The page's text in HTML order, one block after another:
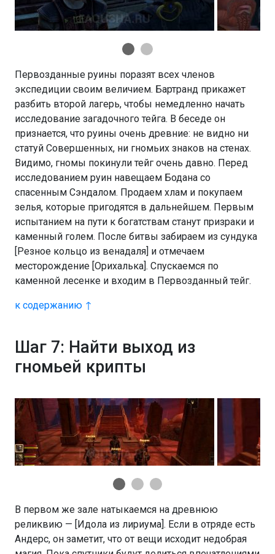
Первозданные руины поразят всех членов
экспедиции своим величием. Бартранд прикажет
разбить второй лагерь, чтобы немедленно начать
исследование загадочного тейга. В беседе он
признается, что руины очень древние: не видно ни
статуй Совершенных, ни гномьих знаков на стенах.
Видимо, гномы покинули тейг очень давно. Перед
исследованием руин навещаем Бодана со
спасенным Сэндалом. Продаем хлам и покупаем
зелья, которые пригодятся в дальнейшем. Первым
испытанием на пути к богатствам станут призраки и
каменный голем. После битвы забираем из сундука
[Резное кольцо из венадаля] и отмечаем
месторождение [Орихалька]. Спускаемся по
каменной лесенке и входим в Первозданный тейг.
к содержанию ↑
Шаг 7: Найти выход из
гномьей крипты
В первом же зале натыкаемся на древнюю
реликвию — [Идола из лириума]. Если в отряде есть
Андерс, он заметит, что от вещи исходит недобрая